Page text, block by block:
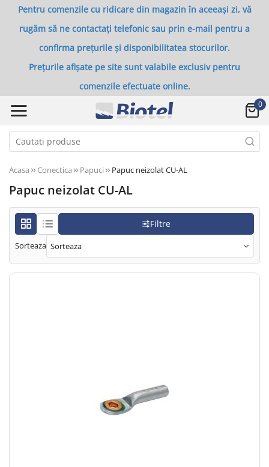
Pentru comenzile cu ridicare din magazin în aceeași zi, vă
rugăm să ne contactați telefonic sau prin e-mail pentru a
confirma prețurile și disponibilitatea stocurilor.
Prețurile afișate pe site sunt valabile exclusiv pentru
comenzile efectuate online.
0
Acasa Conectica Papuci Papuc neizolat CU-AL
Papuc neizolat CU-AL
Filtre
Sorteaza Sorteaza